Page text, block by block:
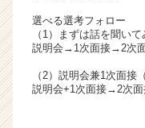
h
e
r
選べる選考フォロー
（1）まずは話を聞い
説明会→1次面接→2次
（2）説明会兼1次面接
説明会+1次面接→2次面